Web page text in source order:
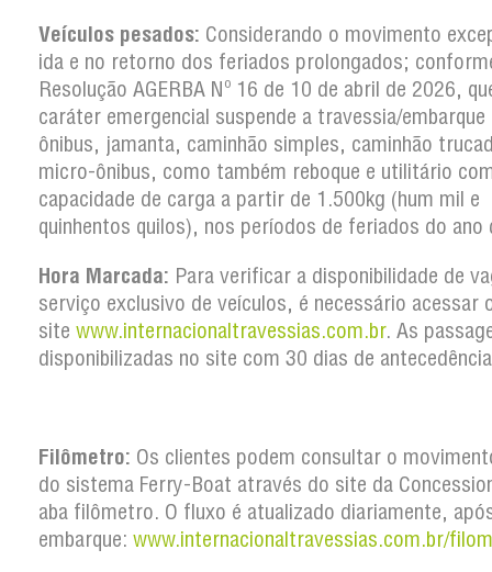
Veículos pesados: Considerando o movimento
ida e no retorno dos feriados prolongados;
Resolução AGERBA Nº 16 de 10 de abril de 2026,
caráter emergencial suspende a travessia/embarque
ônibus, jamanta, caminhão simples, caminhão
micro-ônibus, como também reboque e utilitário
capacidade de carga a partir de 1.500kg (hum mil e
quinhentos quilos), nos períodos de feriados do ano
Hora Marcada: Para verificar a disponibilidade de
serviço exclusivo de veículos, é necessário acessar
site www.internacionaltravessias.com.br. As
disponibilizadas no site com 30 dias de
Filômetro: Os clientes podem consultar o
do sistema Ferry-Boat através do site da
aba filômetro. O fluxo é atualizado diariamente,
embarque: www.internacionaltravessias.com.br/